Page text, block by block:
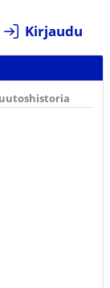
Kirjaudu